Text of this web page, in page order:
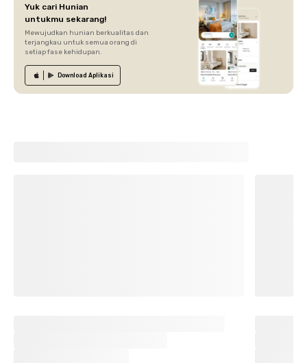
Yuk cari Hunian
untukmu sekarang!
Mewujudkan hunian berkualitas dan
terjangkau untuk semua orang di
setiap fase kehidupan.
Download Aplikasi